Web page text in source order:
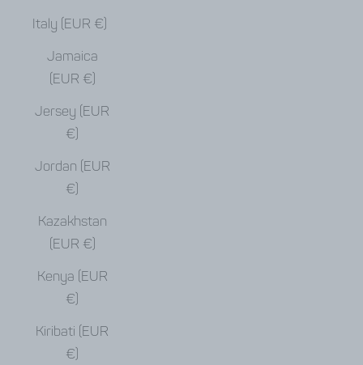
Italy (EUR €)
Jamaica
(EUR €)
Jersey (EUR
€)
Jordan (EUR
€)
Kazakhstan
(EUR €)
Kenya (EUR
€)
Kiribati (EUR
€)